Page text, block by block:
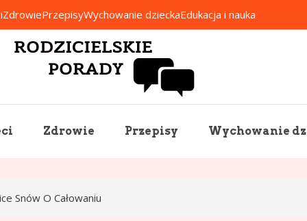
ZdrowiePrzepisyWychowanie dzieckaEdukacja i nauka
Rodzicielskie Porady
Zdrowie Przepisy Wychowanie
Snów O Całowaniu